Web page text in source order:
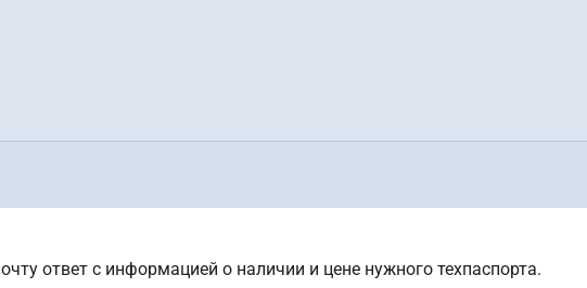
ответ с информацией о наличии и цене нужного техпаспорта.